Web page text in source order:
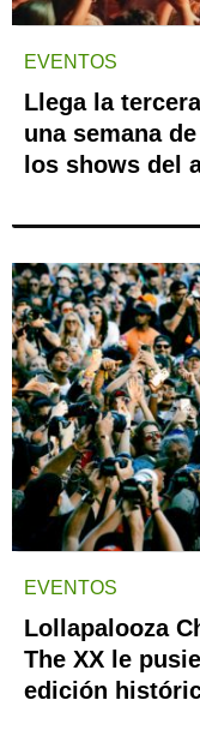
EVENTOS
Llega la
una semana
los shows del
EVENTOS
Lollapalooza
The XX le
edición